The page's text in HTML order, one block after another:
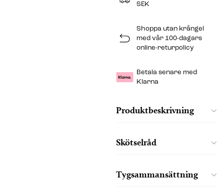
SEK
Shoppa utan krångel
med vår 100-dagars
online-returpolicy
Betala senare med
Klarna
Produktbeskrivning
Skötselråd
Tygsammansättning